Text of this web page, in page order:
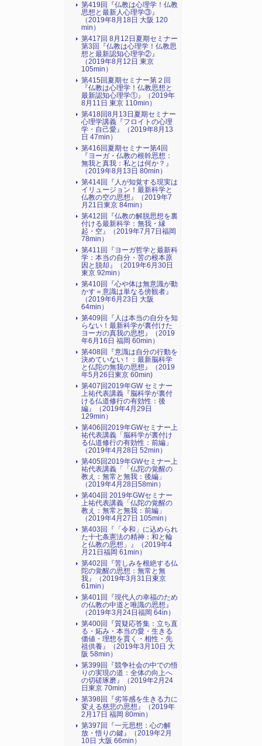
第419回『仏教は心理学！仏教
思想と最新人心理学③』
（2019年8月18日 大阪 120
min）
第417回 8月12日夏期セミナー
第3回『仏教は心理学！仏教思
想と最新認知心理学②』
（2019年8月12日 東京
105min）
第415回夏期セミナー第２回
『仏教は心理学！仏教思想と
最新認知心理学①』（2019年
8月11日 東京 110min）
第418回8月13日夏期セミナー
心理学講義『フロイトの心理
学・自己愛』（2019年8月13
日 47min）
第416回夏期セミナー第4回
『ヨーガ・仏教の根幹思想：
無我と真我：私とは何か？』
（2019年8月13日 80min）
第414回『人が知覚する現実は
イリュージョン！最新科学と
仏教の空の思想』（2019年7
月21日東京 84min）
第412回『仏教の解脱思想を裏
付ける最新科学：無我・縁
起・空』（2019年7月7日福岡
78min）
第411回『ヨーガ哲学と最新科
学：本当の自分・苦の根本原
因と脱却』（2019年6月30日
東京 92min）
第410回『心や体は無意識が動
かす＝意識は単なる傍観者』
（2019年6月23日 大阪
64min）
第409回『人は本当の自分を知
らない！最新科学が裏付けた
ヨーガの真我の思想』（2019
年6月16日 福岡 60min）
第408回『意識は自分の行動を
決めていない！：最新脳科学
と仏陀の無我の思想』（2019
年5月26日東京 60min)
第407回2019年GW セミナー
上祐代表講義『脳科学が裏付
ける仏道修行の有効性：後
編』（2019年4月29日
129min）
第406回2019年GWセミナー上
祐代表講義「脳科学が裏付け
る仏道修行の有効性：前編」
（2019年4月28日 52min）
第405回2019年GWセミナー上
祐代表講義「「仏陀の覚醒の
教え：無常と無我：後編」
（2019年4月28日58min）
第404回 2019年GWセミナー
上祐代表講義「仏陀の覚醒の
教え：無常と無我：前編」
（2019年4月27日 105min）
第403回『「令和」に込められ
た十七条憲法の精神：和と輪
と仏教の思想」』（2019年4
月21日福岡 61min）
第402回『苦しみを根絶する仏
陀の覚醒の思想：無常と無
我』（2019年3月31日東京
61min）
第401回『現代人の幸福のため
の仏教の中道と唯識の思想』
（2019年3月24日福岡 64in）
第400回『質疑応答集：立ち直
る・妬み・本当の愛・生きる
価値・理想を貫く・相性・先
祖供養』（2019年3月10日 大
阪 58min）
第399回『競争社会の中での悟
りの実現の道：全体の向上へ
の切磋琢磨』（2019年2月24
日東京 70min)
第398回『劣等感を生きる力に
変える慈悲の思想』（2019年
2月17日 福岡 80min）
第397回『一元思想：心の解
放・悟りの鍵』（2019年2月
10日 大阪 66min）